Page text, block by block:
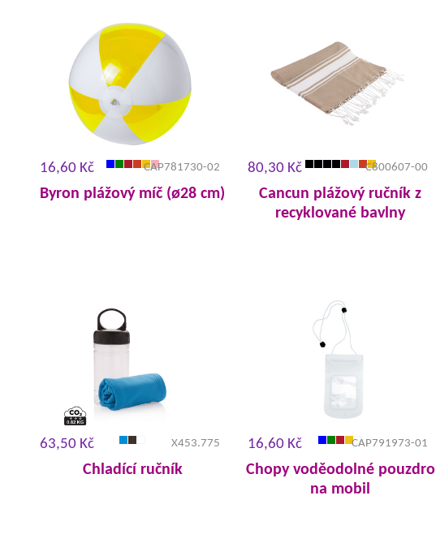
16,60 Kč CAP781730-02
Byron plážový míč (ø28 cm)
80,30 Kč C800607-00
Cancun plážový ručník z
recyklované bavlny
63,50 Kč X453.775
Chladící ručník
16,60 Kč CAP791973-01
Chopy voděodolné pouzdro
na mobil